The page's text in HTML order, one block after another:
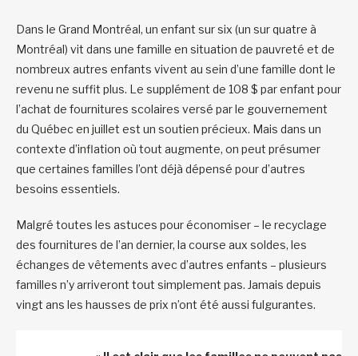
Dans le Grand Montréal, un enfant sur six (un sur quatre à
Montréal) vit dans une famille en situation de pauvreté et de
nombreux autres enfants vivent au sein d’une famille dont le
revenu ne suffit plus. Le supplément de 108 $ par enfant pour
l’achat de fournitures scolaires versé par le gouvernement
du Québec en juillet est un soutien précieux. Mais dans un
contexte d’inflation où tout augmente, on peut présumer
que certaines familles l’ont déjà dépensé pour d’autres
besoins essentiels.
Malgré toutes les astuces pour économiser – le recyclage
des fournitures de l’an dernier, la course aux soldes, les
échanges de vêtements avec d’autres enfants – plusieurs
familles n’y arriveront tout simplement pas. Jamais depuis
vingt ans les hausses de prix n’ont été aussi fulgurantes.